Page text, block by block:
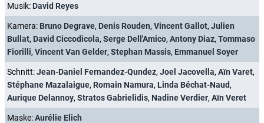
Musik: David Reyes
Kamera: Bruno Degrave, Denis Rouden, Vincent Gallot, Julien
Bullat, David Ciccodicola, Serge Dell'Amico, Antony Diaz, Tommaso
Fiorilli, Vincent Van Gelder, Stephan Massis, Emmanuel Soyer
Schnitt:Jean-Daniel Fernandez-Qundez, Joel Jacovella, Aïn Varet,
Stéphane Mazalaigue, Romain Namura, Linda Béchat-Naud,
Aurique Delannoy, Stratos Gabrielidis, Nadine Verdier, Aïn Veret
Maske:Aurélie Elich